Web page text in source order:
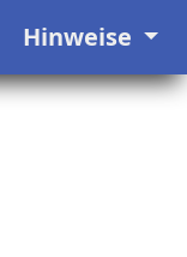
Hinweise